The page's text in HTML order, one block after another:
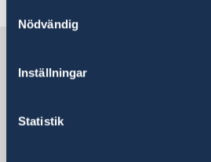
Nödvändig
Inställningar
Statistik